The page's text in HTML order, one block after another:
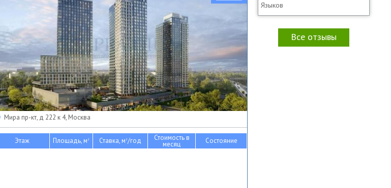
Мира пр-кт, д 222 к 4, Москва
Этаж Площадь, м2 Ставка, м2/год Стоимость в
месяц Состояние
Языков
Все отзывы